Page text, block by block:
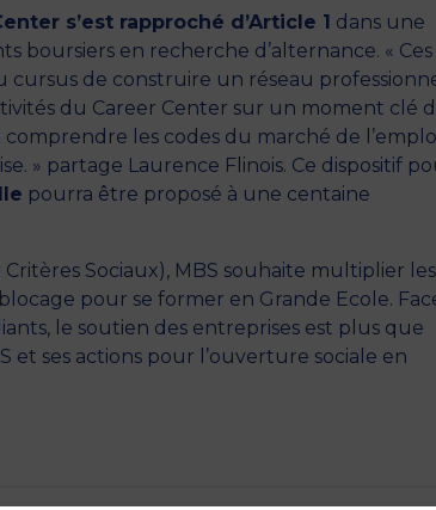
s’est rapproché d’Article 1 dans une
boursiers en recherche d’alternance. « Ces
de construire un réseau
du Career Center sur un moment clé
les codes du marché de
» partage Laurence Flinois. Ce dispositif
pourra être proposé à une centaine
Sociaux), MBS souhaite multiplier les
pour se former en Grande Ecole.
le soutien des entreprises est plus que
et ses actions pour l’ouverture sociale en